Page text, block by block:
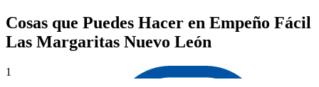
Cosas que Puedes Hacer en Empeño Fácil
Las Margaritas Nuevo León
1